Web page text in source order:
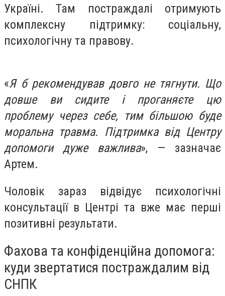
Україні. Там постраждалі отримують
комплексну підтримку: соціальну,
психологічну та правову.
«Я б рекомендував довго не тягнути. Що
довше ви сидите і проганяєте цю
проблему через себе, тим більшою буде
моральна травма. Підтримка від Центру
допомоги дуже важлива», — зазначає
Артем.
Чоловік зараз відвідує психологічні
консультації в Центрі та вже має перші
позитивні результати.
Фахова та конфіденційна допомога:
куди звертатися постраждалим від
СНПК